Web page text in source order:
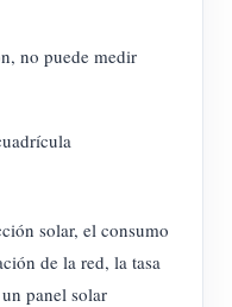
no puede medir
solar, el consumo
de la red, la tasa
panel solar